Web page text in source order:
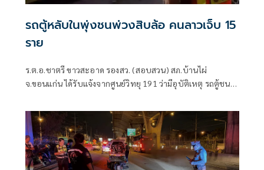
รถตู้หลับในพุ่งชนพ่วงสิบล้อ คนลาวเจ็บ 15
ราย
ร.ต.อ.ชาตรี ขาวสะอาด รองสว. (สอบสวน) สภ.บ้านไผ่
จ.ขอนแก่น ได้รับแจ้งจากศูนย์วิทยุ 191 ว่ามีอุบัติเหตุ รถตู้ชน